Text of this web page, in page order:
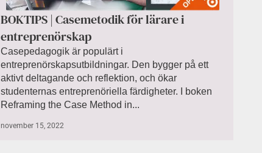
BOKTIPS | Casemetodik för lärare i
entreprenörskap
Casepedagogik är populärt i
entreprenörskapsutbildningar. Den bygger på ett
aktivt deltagande och reflektion, och ökar
studenternas entreprenöriella färdigheter. I boken
Reframing the Case Method in...
november 15, 2022